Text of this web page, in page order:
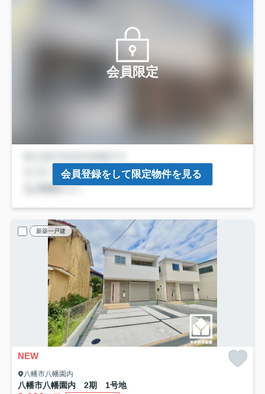
会員限定
会員登録をして限定物件を見る
新築一戸建
NEW
八幡市八幡園内
八幡市八幡園内 2期 1号地